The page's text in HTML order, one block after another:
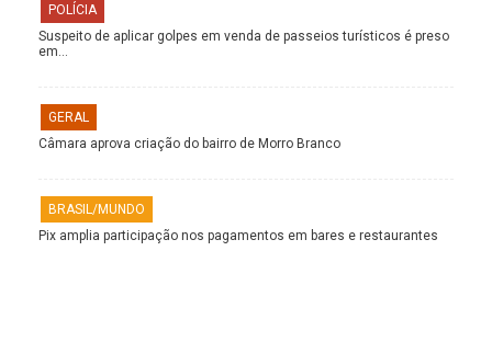
POLÍCIA
Suspeito de aplicar golpes em venda de passeios turísticos é preso
em…
GERAL
Câmara aprova criação do bairro de Morro Branco
BRASIL/MUNDO
Pix amplia participação nos pagamentos em bares e restaurantes